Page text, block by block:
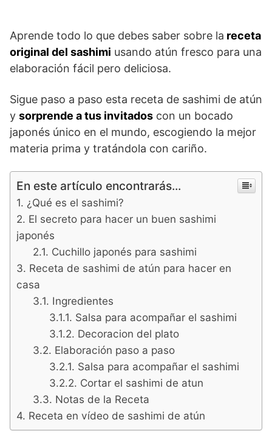
Aprende todo lo que debes saber sobre la receta
original del sashimi usando atún fresco para una
elaboración fácil pero deliciosa.
Sigue paso a paso esta receta de sashimi de atún
y sorprende a tus invitados con un bocado
japonés único en el mundo, escogiendo la mejor
materia prima y tratándola con cariño.
En este artículo encontrarás...
¿Qué es el sashimi?
El secreto para hacer un buen sashimi
japonés
Cuchillo japonés para sashimi
Receta de sashimi de atún para hacer en
casa
Ingredientes
Salsa para acompañar el sashimi
Decoracion del plato
Elaboración paso a paso
Salsa para acompañar el sashimi
Cortar el sashimi de atun
Notas de la Receta
Receta en vídeo de sashimi de atún